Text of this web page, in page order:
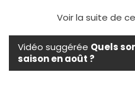
Voir la suite de
Vidéo suggérée Quels
saison en août ?